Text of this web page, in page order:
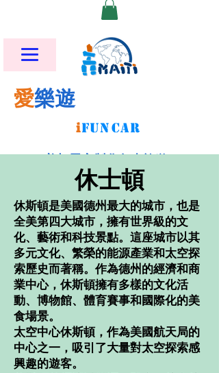
愛樂遊
iFUNCAR
​休士頓
休斯頓是美國德州最大的城市，也是
全美第四大城市，擁有世界級的文
化、藝術和科技景點。這座城市以其
多元文化、繁榮的能源產業和太空探
索歷史而著稱。作為德州的經濟和商
業中心，休斯頓擁有多樣的文化活
動、博物館、體育賽事和國際化的美
食場景。
太空中心休斯頓，作為美國航天局的
中心之一，吸引了大量對太空探索感
興趣的遊客。